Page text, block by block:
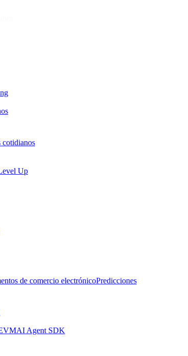
cotidianos
Up
de comercio electrónicoPredicciones
AI Agent SDK